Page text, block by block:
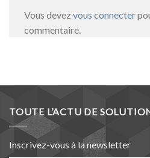
Vous devez vous connecter
commentaire.
TOUTE L’ACTU DE
Inscrivez-vous à la newsletter